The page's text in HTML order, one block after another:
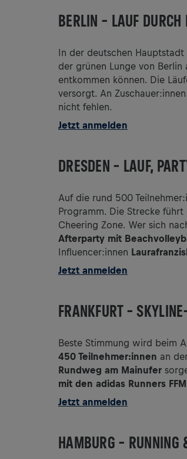
BERLIN – LAUF DURCH
In der deutschen
der grünen Lunge von
entkommen können. Die
versorgt. An
nicht fehlen.
Jetzt anmelden
DRESDEN – LAUF,
Auf die rund 500
Programm. Die Strecke führt
Cheering Zone. Wer sich
Afterparty mit
Influencer:innen
Jetzt anmelden
FRANKFURT –
Beste Stimmung wird beim
450 Teilnehmer:innen an
Rundweg am Mainufer
mit den adidas Runners FFM
Jetzt anmelden
HAMBURG – RUNNING